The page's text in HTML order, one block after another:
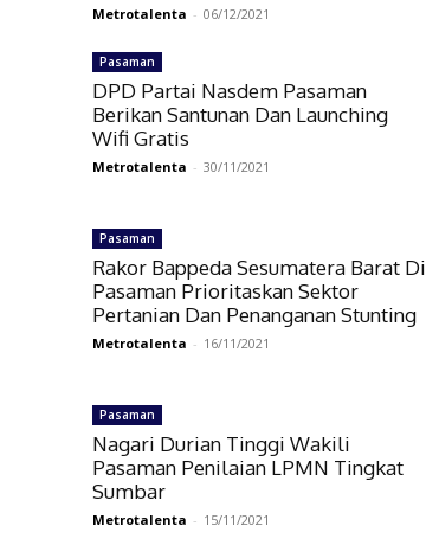
Metrotalenta - 06/12/2021
Pasaman
DPD Partai Nasdem Pasaman
Berikan Santunan Dan Launching
Wifi Gratis
Metrotalenta - 30/11/2021
Pasaman
Rakor Bappeda Sesumatera Barat Di
Pasaman Prioritaskan Sektor
Pertanian Dan Penanganan Stunting
Metrotalenta - 16/11/2021
Pasaman
Nagari Durian Tinggi Wakili
Pasaman Penilaian LPMN Tingkat
Sumbar
Metrotalenta - 15/11/2021